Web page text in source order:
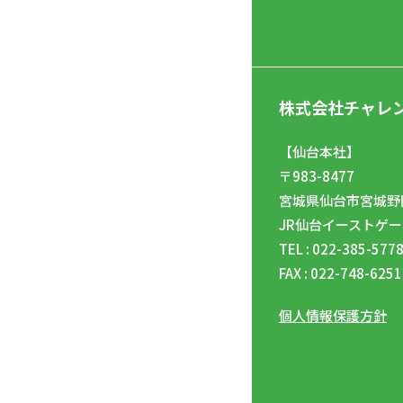
株式会社チャレ
【仙台本社】
〒983-8477
宮城県仙台市宮城
JR仙台イーストゲ
TEL : 022-385-5778
FAX : 022-748-6251
個人情報保護方針